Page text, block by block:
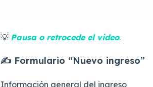
💡 Pausa o retrocede el video.
✍️ Formulario “Nuevo ingreso”
Información general del ingreso